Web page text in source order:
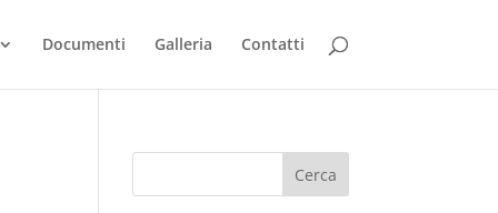
Documenti Galleria Contatti